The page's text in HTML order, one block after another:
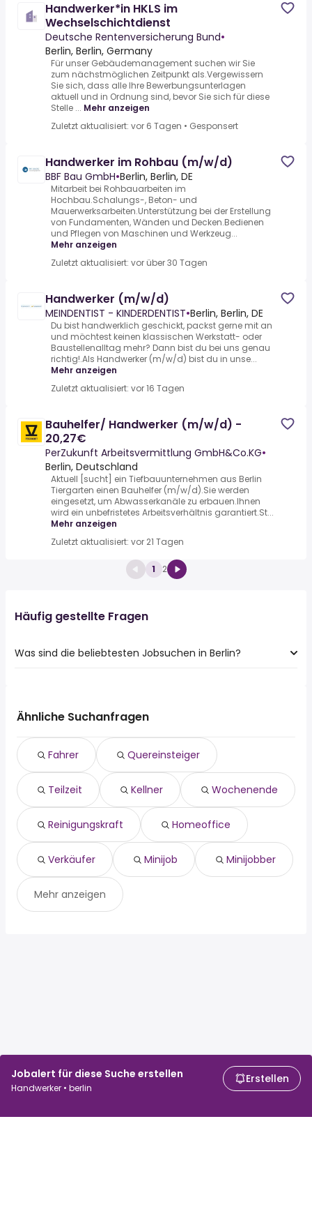
Jobalert für diese Suche erstellen
Handwerker • berlin
Erstellen
Handwerker*in HKLS im
Wechselschichtdienst
Deutsche Rentenversicherung Bund•
Berlin, Berlin, Germany
Für unser Gebäudemanagement suchen wir Sie
zum nächstmöglichen Zeitpunkt als.Vergewissern
Sie sich, dass alle Ihre Bewerbungsunterlagen
aktuell und in Ordnung sind, bevor Sie sich für diese
Stelle ... Mehr anzeigen
Zuletzt aktualisiert: vor 6 Tagen • Gesponsert
Handwerker im Rohbau (m/w/d)
BBF Bau GmbH•Berlin, Berlin, DE
Mitarbeit bei Rohbauarbeiten im
Hochbau.Schalungs-, Beton- und
Mauerwerksarbeiten.Unterstützung bei der Erstellung
von Fundamenten, Wänden und Decken.Bedienen
und Pflegen von Maschinen und Werkzeug...
Mehr anzeigen
Zuletzt aktualisiert: vor über 30 Tagen
Handwerker (m/w/d)
MEINDENTIST - KINDERDENTIST•Berlin, Berlin, DE
Du bist handwerklich geschickt, packst gerne mit an
und möchtest keinen klassischen Werkstatt- oder
Baustellenalltag mehr? Dann bist du bei uns genau
richtig!.Als Handwerker (m/w/d) bist du in unse...
Mehr anzeigen
Zuletzt aktualisiert: vor 16 Tagen
Bauhelfer/ Handwerker (m/w/d) -
20,27€
PerZukunft Arbeitsvermittlung GmbH&Co.KG•
Berlin, Deutschland
Aktuell [sucht] ein Tiefbauunternehmen aus Berlin
Tiergarten einen Bauhelfer (m/w/d).Sie werden
eingesetzt, um Abwasserkanäle zu erbauen.Ihnen
wird ein unbefristetes Arbeitsverhältnis garantiert.St...
Mehr anzeigen
Zuletzt aktualisiert: vor 21 Tagen
1 2
Häufig gestellte Fragen
Was sind die beliebtesten Jobsuchen in Berlin?
quereinsteiger
wochenende
reinigungskraft
homeoffice
verkäufer
minijob
Ähnliche Suchanfragen
Fahrer Quereinsteiger
Teilzeit Kellner Wochenende
Reinigungskraft Homeoffice
Verkäufer Minijob Minijobber
Mehr anzeigen